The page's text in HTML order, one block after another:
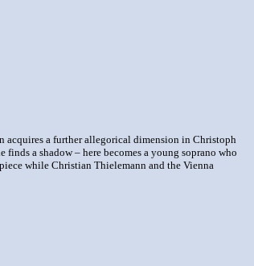
acquires a further allegorical dimension in Christoph
a shadow – here becomes a young soprano who
while Christian Thielemann and the Vienna